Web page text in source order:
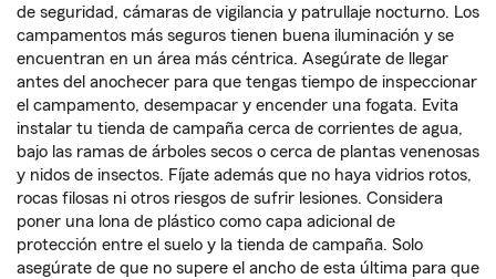
de seguridad, cámaras de vigilancia y patrullaje nocturno. Los
campamentos más seguros tienen buena iluminación y se
encuentran en un área más céntrica. Asegúrate de llegar
antes del anochecer para que tengas tiempo de inspeccionar
el campamento, desempacar y encender una fogata. Evita
instalar tu tienda de campaña cerca de corrientes de agua,
bajo las ramas de árboles secos o cerca de plantas venenosas
y nidos de insectos. Fíjate además que no haya vidrios rotos,
rocas filosas ni otros riesgos de sufrir lesiones. Considera
poner una lona de plástico como capa adicional de
protección entre el suelo y la tienda de campaña. Solo
asegúrate de que no supere el ancho de esta última para que